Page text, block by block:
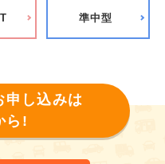
テレビなど快適に過ごせ
もございますので、待ち時
宿生が利用できるよう
ております。水回りは綺
での滞在になります。APA
準中型
申し込みは
ら!